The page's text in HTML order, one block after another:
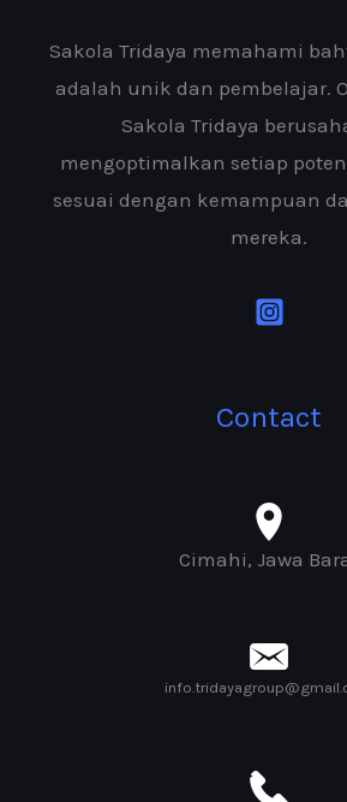
Sakola Tridaya memahami
adalah unik dan pembelajar.
Sakola Tridaya
mengoptimalkan setiap
sesuai dengan kemampuan
mereka.
Contact
Cimahi, Jawa